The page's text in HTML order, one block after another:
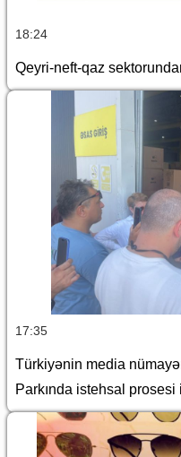
18:24
Qeyri-neft-qaz
17:35
Türkiyənin media
Parkında istehsal prosesi